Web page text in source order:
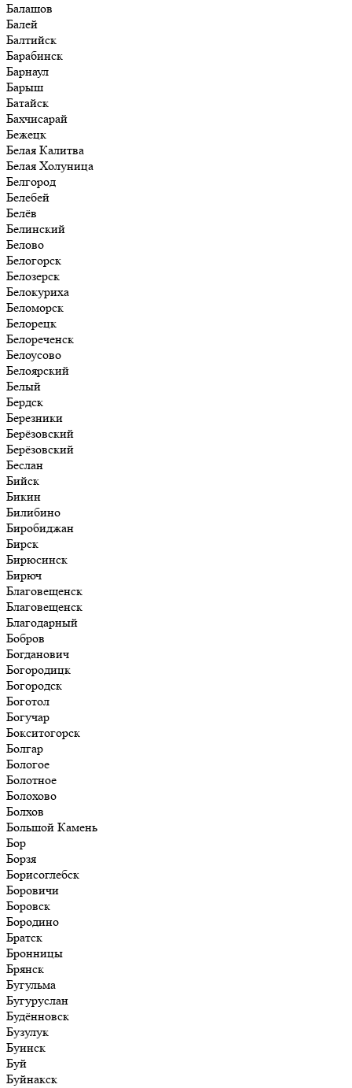
Балашов
Балей
Балтийск
Барабинск
Барнаул
Барыш
Батайск
Бахчисарай
Бежецк
Белая Калитва
Белая Холуница
Белгород
Белебей
Белёв
Белинский
Белово
Белогорск
Белозерск
Белокуриха
Беломорск
Белорецк
Белореченск
Белоусово
Белоярский
Белый
Бердск
Березники
Берёзовский
Берёзовский
Беслан
Бийск
Бикин
Билибино
Биробиджан
Бирск
Бирюсинск
Бирюч
Благовещенск
Благовещенск
Благодарный
Бобров
Богданович
Богородицк
Богородск
Боготол
Богучар
Бокситогорск
Болгар
Бологое
Болотное
Болохово
Болхов
Большой Камень
Бор
Борзя
Борисоглебск
Боровичи
Боровск
Бородино
Братск
Бронницы
Брянск
Бугульма
Бугуруслан
Будённовск
Бузулук
Буинск
Буй
Буйнакск